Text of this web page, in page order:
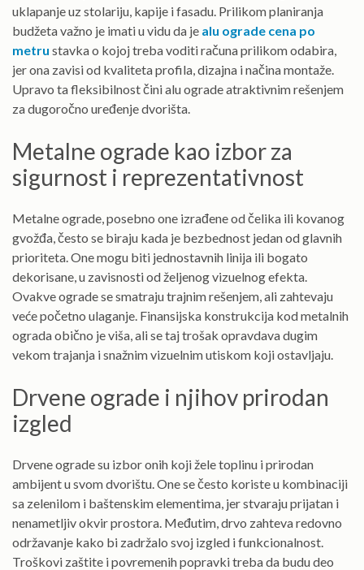
uklapanje uz stolariju, kapije i fasadu. Prilikom planiranja
budžeta važno je imati u vidu da je alu ograde cena po
metru stavka o kojoj treba voditi računa prilikom odabira,
jer ona zavisi od kvaliteta profila, dizajna i načina montaže.
Upravo ta fleksibilnost čini alu ograde atraktivnim rešenjem
za dugoročno uređenje dvorišta.
Metalne ograde kao izbor za
sigurnost i reprezentativnost
Metalne ograde, posebno one izrađene od čelika ili kovanog
gvožđa, često se biraju kada je bezbednost jedan od glavnih
prioriteta. One mogu biti jednostavnih linija ili bogato
dekorisane, u zavisnosti od željenog vizuelnog efekta.
Ovakve ograde se smatraju trajnim rešenjem, ali zahtevaju
veće početno ulaganje. Finansijska konstrukcija kod metalnih
ograda obično je viša, ali se taj trošak opravdava dugim
vekom trajanja i snažnim vizuelnim utiskom koji ostavljaju.
Drvene ograde i njihov prirodan
izgled
Drvene ograde su izbor onih koji žele toplinu i prirodan
ambijent u svom dvorištu. One se često koriste u kombinaciji
sa zelenilom i baštenskim elementima, jer stvaraju prijatan i
nenametljiv okvir prostora. Međutim, drvo zahteva redovno
održavanje kako bi zadržalo svoj izgled i funkcionalnost.
Troškovi zaštite i povremenih popravki treba da budu deo